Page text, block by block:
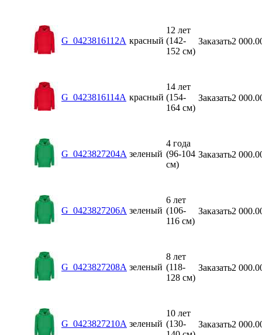
G_0423816112A красный
12 лет
(142-
152 см)
Заказать2
G_0423816114A красный
14 лет
(154-
164 см)
Заказать2
G_0423827204A зеленый
4 года
(96-104
см)
Заказать2
G_0423827206A зеленый
6 лет
(106-
116 см)
Заказать2
G_0423827208A зеленый
8 лет
(118-
128 см)
Заказать2
G_0423827210A зеленый
10 лет
(130-
Заказать2